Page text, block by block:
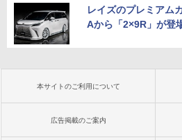
レイズのプレミアム
Aから「2×9R」が登
本サイトのご利用について
広告掲載のご案内